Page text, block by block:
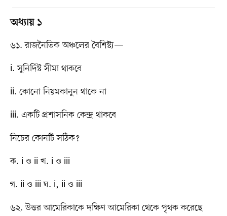
অধ্যায় ১
৬১. রাজনৈতিক অঞ্চলের বৈশিষ্ট্য—
i. সুনির্দিষ্ট সীমা থাকবে
ii. কোনো নিয়মকানুন থাকে না
iii. একটি প্রশাসনিক কেন্দ্র থাকবে
নিচের কোনটি সঠিক?
ক. i ও ii খ. i ও iii
গ. ii ও iii ঘ. i, ii ও iii
৬২. উত্তর আমেরিকাকে দক্ষিণ আমেরিকা থেকে পৃথক করেছে